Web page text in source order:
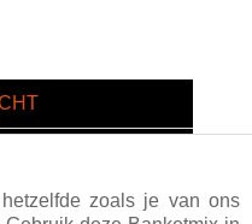
zoals je van ons